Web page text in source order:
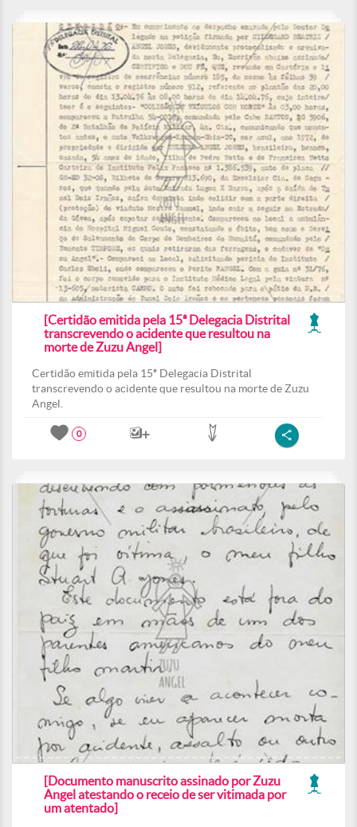
[Certidão emitida pela 15ª Delegacia Distrital
transcrevendo o acidente que resultou na
morte de Zuzu Angel]
Certidão emitida pela 15ª Delegacia Distrital
transcrevendo o acidente que resultou na morte de Zuzu
Angel.
0
[Documento manuscrito assinado por Zuzu
Angel atestando o receio de ser vitimada por
um atentado]